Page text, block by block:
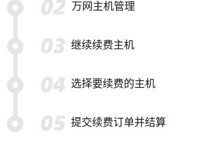
万网主机管理
继续续费主机
选择要续费的主机
提交续费订单并结算